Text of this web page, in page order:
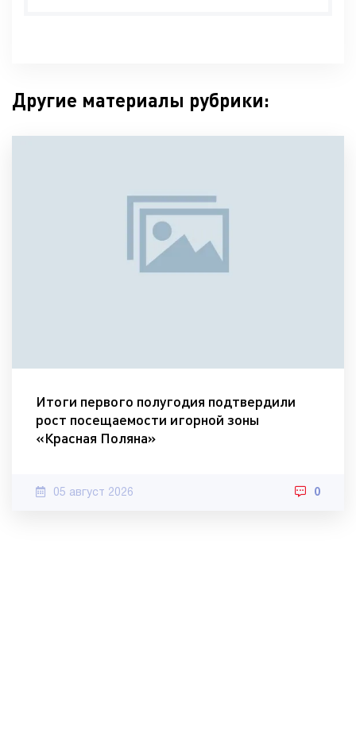
Другие материалы рубрики:
Итоги первого полугодия подтвердили
рост посещаемости игорной зоны
«Красная Поляна»
05 август 2026 0